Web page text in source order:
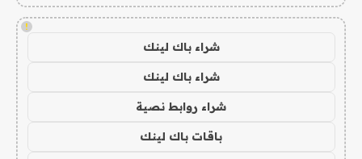
!
شراء باك لينك
شراء باك لينك
شراء روابط نصية
باقات باك لينك